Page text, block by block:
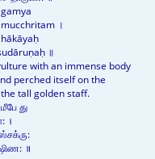
।
॥
with an immense body
perched itself on the
tall golden staff.
து
।
॥